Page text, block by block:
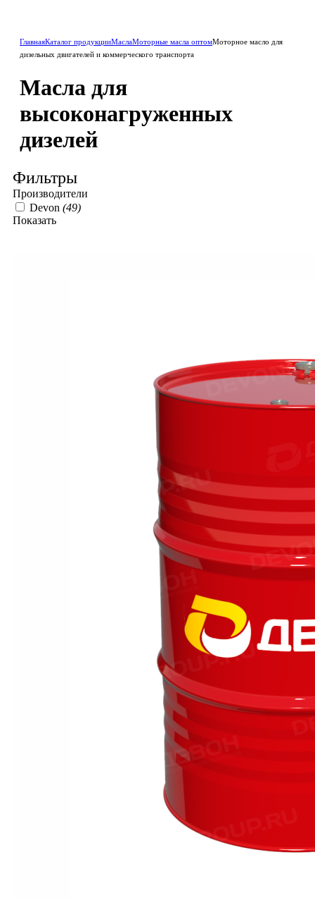
ГлавнаяКаталог продукцииМаслаМоторные масла оптомМоторное масло для
дизельных двигателей и коммерческого транспорта
Масла для
высоконагруженных
дизелей
Фильтры
Производители
Devon (49)
Показать